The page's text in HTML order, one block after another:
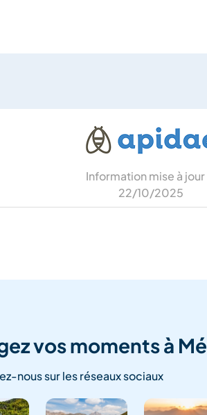
Information mise à jour
22/10/2025
vos moments à
nous sur les réseaux sociaux